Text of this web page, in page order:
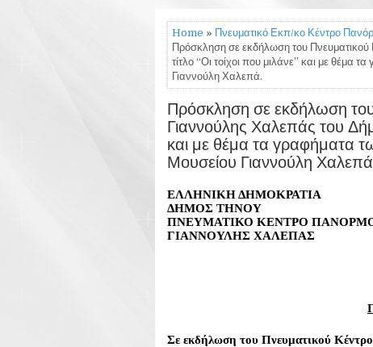
Home » Πνευματικό Εκπ/κο Κέντρο
Πρόσκληση σε εκδήλωση του
τίτλο “Οι τοίχοι που μιλάνε” και με θέμα
Γιαννούλη Χαλεπά.
Πρόσκληση σε εκδήλωση
Γιαννούλης Χαλεπάς του
και με θέμα τα γραφήματα
Μουσείου Γιαννούλη
ΕΛΛΗΝΙΚΗ ΔΗΜΟΚΡΑΤΙΑ
ΔΗΜΟΣ
ΠΝΕΥΜΑΤΙΚΟ ΚΕΝΤΡΟ
ΓΙΑΝΝΟΥΛΗΣ
Σε εκδήλωση του Πνευματικού